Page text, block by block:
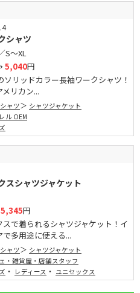
シャツ
S～XL
5,040円
ソリッドカラー長袖ワークシャツ！
リカン...
シャツ シャツジャケット
ル OEM
スシャツジャケット
5,345円
スで着られるシャツジャケット！イ
で多用途に使える...
シャツ シャツジャケット
・雑貨屋・店舗スタッフ
・ レディース ・ ユニセックス